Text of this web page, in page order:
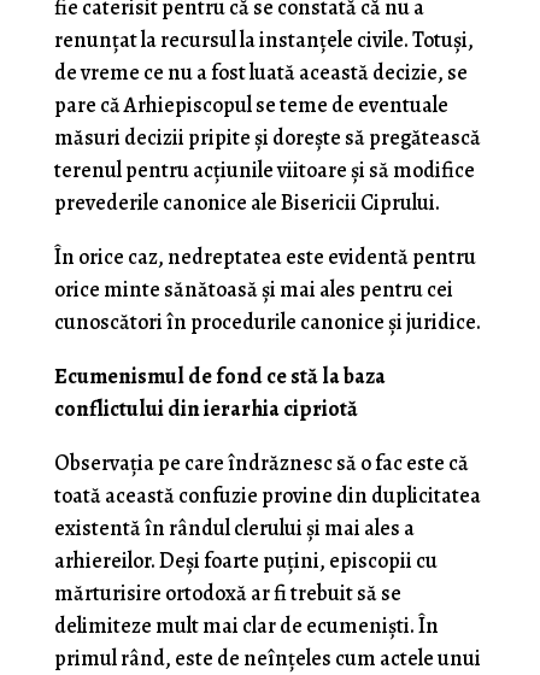
fie caterisit pentru că se constată că nu a
renunțat la recursul la instanțele civile. Totuși,
de vreme ce nu a fost luată această decizie, se
pare că Arhiepiscopul se teme de eventuale
măsuri decizii pripite și dorește să pregătească
terenul pentru acțiunile viitoare și să modifice
prevederile canonice ale Bisericii Ciprului.
În orice caz, nedreptatea este evidentă pentru
orice minte sănătoasă și mai ales pentru cei
cunoscători în procedurile canonice și juridice.
Ecumenismul de fond ce stă la baza
conflictului din ierarhia cipriotă
Observația pe care îndrăznesc să o fac este că
toată această confuzie provine din duplicitatea
existentă în rândul clerului și mai ales a
arhiereilor. Deși foarte puțini, episcopii cu
mărturisire ortodoxă ar fi trebuit să se
delimiteze mult mai clar de ecumeniști. În
primul rând, este de neînțeles cum actele unui